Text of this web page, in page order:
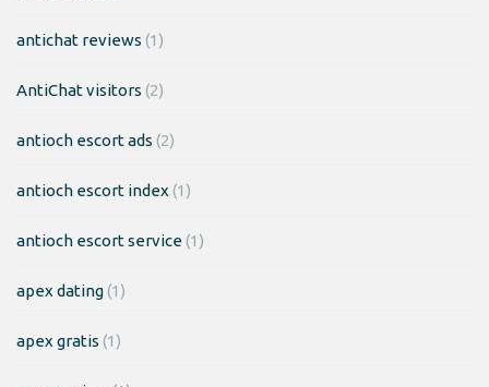
antichat reviews (1)
AntiChat visitors (2)
antioch escort ads (2)
antioch escort index (1)
antioch escort service(1)
apex dating(1)
apex gratis (1)